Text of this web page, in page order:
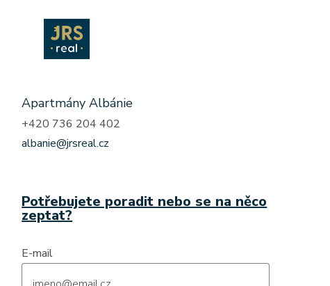
Apartmány Albánie
+420 736 204 402
albanie@jrsreal.cz
Potřebujete poradit nebo se na něco
zeptat?
E-mail